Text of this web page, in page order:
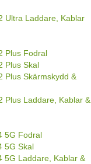
Ultra Laddare, Kablar
Plus Fodral
Plus Skal
Plus Skärmskydd &
Plus Laddare, Kablar &
5G Fodral
5G Skal
5G Laddare, Kablar &